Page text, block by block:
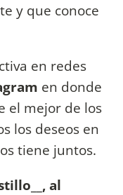
y que conoce
en redes
en donde
el mejor de los
los deseos en
tiene juntos.
al